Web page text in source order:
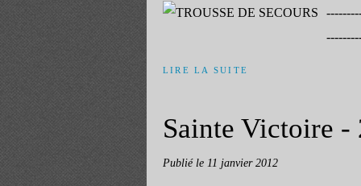
LIRE LA SUITE
Sainte Victoire -
Publié le 11 janvier 2012